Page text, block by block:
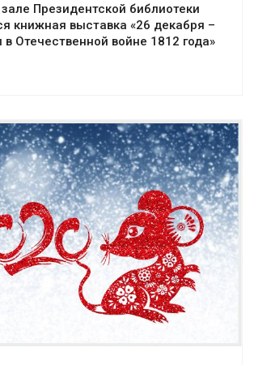
Президентской библиотеки
книжная выставка «26 декабря –
Отечественной войне 1812 года»